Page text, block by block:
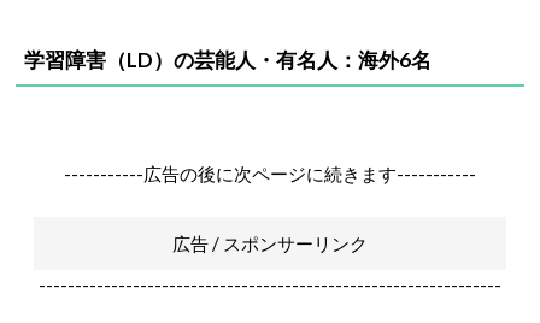
学習障害（LD）の芸能人・有名人：海外6名
-----------広告の後に次ページに続きます-----------
広告 / スポンサーリンク
----------------------------------------------------------------